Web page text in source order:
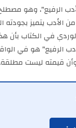
الرفيع"، وهو
الأدب يتميز بجودته
في الكتاب بأن
الرفيع" هو في
وأن قيمته ليست